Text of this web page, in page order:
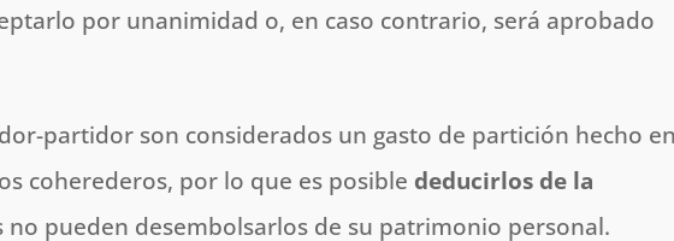
por unanimidad o, en caso contrario, será aprobado
partidor son considerados un gasto de partición hecho en
coherederos, por lo que es posible deducirlos de la
no pueden desembolsarlos de su patrimonio personal.